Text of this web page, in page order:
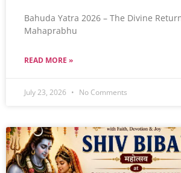
Bahuda Yatra 2026 – The Divine
Mahaprabhu
READ MORE »
July 23, 2026 No Comments